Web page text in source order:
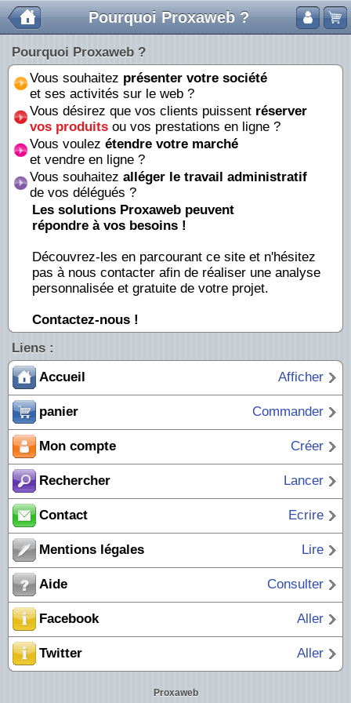
Pourquoi Proxaweb ?
Pourquoi Proxaweb ?
Vous souhaitez présenter votre société
et ses activités sur le web ?
Vous désirez que vos clients puissent réserver
vos produits ou vos prestations en ligne ?
Vous voulez étendre votre marché
et vendre en ligne ?
Vous souhaitez alléger le travail administratif
de vos délégués ?
Les solutions Proxaweb peuvent
répondre à vos besoins !
Découvrez-les en parcourant ce site et n'hésitez
pas à nous contacter afin de réaliser une analyse
personnalisée et gratuite de votre projet.
Contactez-nous !
Liens :
Accueil
Afficher
panier Commander
Mon compte Créer
Rechercher Lancer
Contact Ecrire
Mentions légales Lire
Aide Consulter
Facebook Aller
Twitter Aller
Proxaweb